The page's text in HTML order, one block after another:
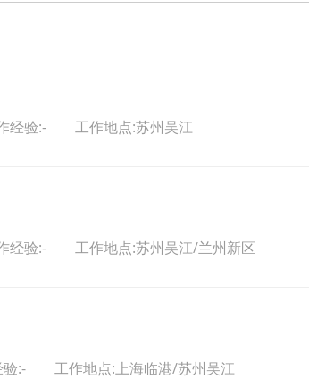
验:- 工作地点:苏州吴江
验:- 工作地点:苏州吴江/兰州新区
:- 工作地点:上海临港/苏州吴江